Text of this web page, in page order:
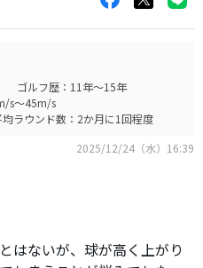
しが簡単なのも良いです。
も簡単です。
なければ出ないので安定し
向かないかも。
に似てます。全体がピンピ
い打てば高弾道で、少し打
ードも打てます。
を入れてました
減るし打ち易く感じます。
の方なら違和感は少ないの
ゴルフ歴：11年～15年
s～45m/s
均ラウンド数：2か月に1回程度
2025/12/24（水）16:39
はないが、球が高く上がり